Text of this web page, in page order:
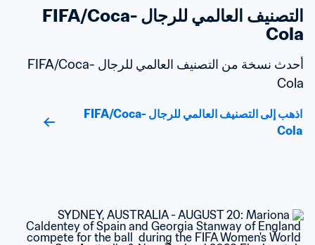
التصنيف العالمي للرجال FIFA/Coca-
Cola
أحدث نسخة من التصنيف العالمي للرجال FIFA/Coca-
Cola
اذهب إلى التصنيف العالمي للرجال FIFA/Coca-
Cola